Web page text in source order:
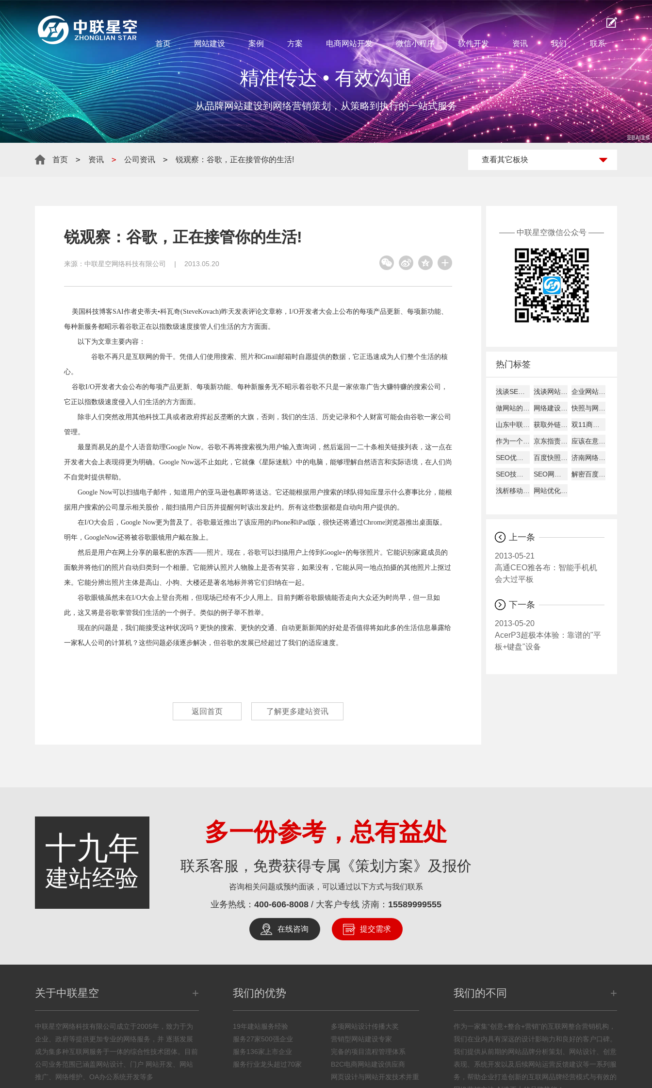
首页 网站建设 案例 方案 电商网站开发 微信小程序 软件开发 资讯 我们 联系
精准传达 • 有效沟通
从品牌网站建设到网络营销策划，从策略到执行的一站式服务
首页 > 资讯 > 公司资讯 > 锐观察：谷歌，正在接管你的生活! 查看其它板块
锐观察：谷歌，正在接管你的生活!
来源： 中联星空网络科技有限公司 | 2013.05.20
美国科技博客SAI作者史蒂夫•科瓦奇(SteveKovach)昨天发表评论文章称，I/O开发者大会上公布的每项产品更新、每项新功能、
每种新服务都昭示着谷歌正在以指数级速度接管人们生活的方方面面。
以下为文章主要内容：
谷歌不再只是互联网的骨干。凭借人们使用搜索、照片和Gmail邮箱时自愿提供的数据，它正迅速成为人们整个生活的核
心。
谷歌I/O开发者大会公布的每项产品更新、每项新功能、每种新服务无不昭示着谷歌不只是一家依靠广告大赚特赚的搜索公司，
它正以指数级速度侵入人们生活的方方面面。
除非人们突然改用其他科技工具或者政府挥起反垄断的大旗，否则，我们的生活、历史记录和个人财富可能会由谷歌一家公司
管理。
最显而易见的是个人语音助理Google Now。谷歌不再将搜索视为用户输入查询词，然后返回一二十条相关链接列表，这一点在
开发者大会上表现得更为明确。Google Now远不止如此，它就像《星际迷航》中的电脑，能够理解自然语言和实际语境，在人们尚
不自觉时提供帮助。
Google Now可以扫描电子邮件，知道用户的亚马逊包裹即将送达。它还能根据用户搜索的球队得知应显示什么赛事比分，能根
据用户搜索的公司显示相关股价，能扫描用户日历并提醒何时该出发赴约。所有这些数据都是自动向用户提供的。
在I/O大会后，Google Now更为普及了。谷歌最近推出了该应用的iPhone和iPad版，很快还将通过Chrome浏览器推出桌面版。
明年，GoogleNow还将被谷歌眼镜用户戴在脸上。
然后是用户在网上分享的最私密的东西——照片。现在，谷歌可以扫描用户上传到Google+的每张照片。它能识别家庭成员的
面貌并将他们的照片自动归类到一个相册。它能辨认照片人物脸上是否有笑容，如果没有，它能从同一地点拍摄的其他照片上抠过
来。它能分辨出照片主体是高山、小狗、大楼还是著名地标并将它们归纳在一起。
谷歌眼镜虽然未在I/O大会上登台亮相，但现场已经有不少人用上。目前判断谷歌眼镜能否走向大众还为时尚早，但一旦如
此，这又将是谷歌掌管我们生活的一个例子。类似的例子举不胜举。
现在的问题是，我们能接受这种状况吗？更快的搜索、更快的交通、自动更新新闻的好处是否值得将如此多的生活信息暴露给
一家私人公司的计算机？这些问题必须逐步解决，但谷歌的发展已经超过了我们的适应速度。
返回首页 了解更多建站资讯
—— 中联星空微信公众号 ——
热门标签
上一条
2013-05-21
高通CEO雅各布：智能手机机
会大过平板
下一条
2013-05-20
AcerP3超极本体验：靠谱的"平
板+键盘"设备
十九年
建站经验
多一份参考，总有益处
联系客服，免费获得专属《策划方案》及报价
咨询相关问题或预约面谈，可以通过以下方式与我们联系
业务热线： 400-606-8008 / 大客户专线 济南： 15589999555
在线咨询 提交需求
关于中联星空 +
中联星空网络科技有限公司成立于2005年，致力于为
企业、政府等提供更加专业的网络服务，并 逐渐发展
成为集多种互联网服务于一体的综合性技术团体。目前
公司业务范围已涵盖网站设计、门户 网站开发、网站
推广、网络维护、OA办公系统开发等多
我们的优势
19年建站服务经验
服务27家500强企业
服务136家上市企业
服务行业龙头超过70家
多项网站设计传播大奖
营销型网站建设专家
完备的项目流程管理体系
B2C电商网站建设供应商
网页设计与网站开发技术并重
我们的不同 +
作为一家集“创意+整合+营销”的互联网整合营销机构，
我们在业内具有深远的设计影响力和良好的客户口碑。
我们提供从前期的网站品牌分析策划、网站设计、创意
表现、系统开发以及后续网站运营反馈建议等一系列服
务，帮助企业打造创新的互联网品牌经营模式与有效的